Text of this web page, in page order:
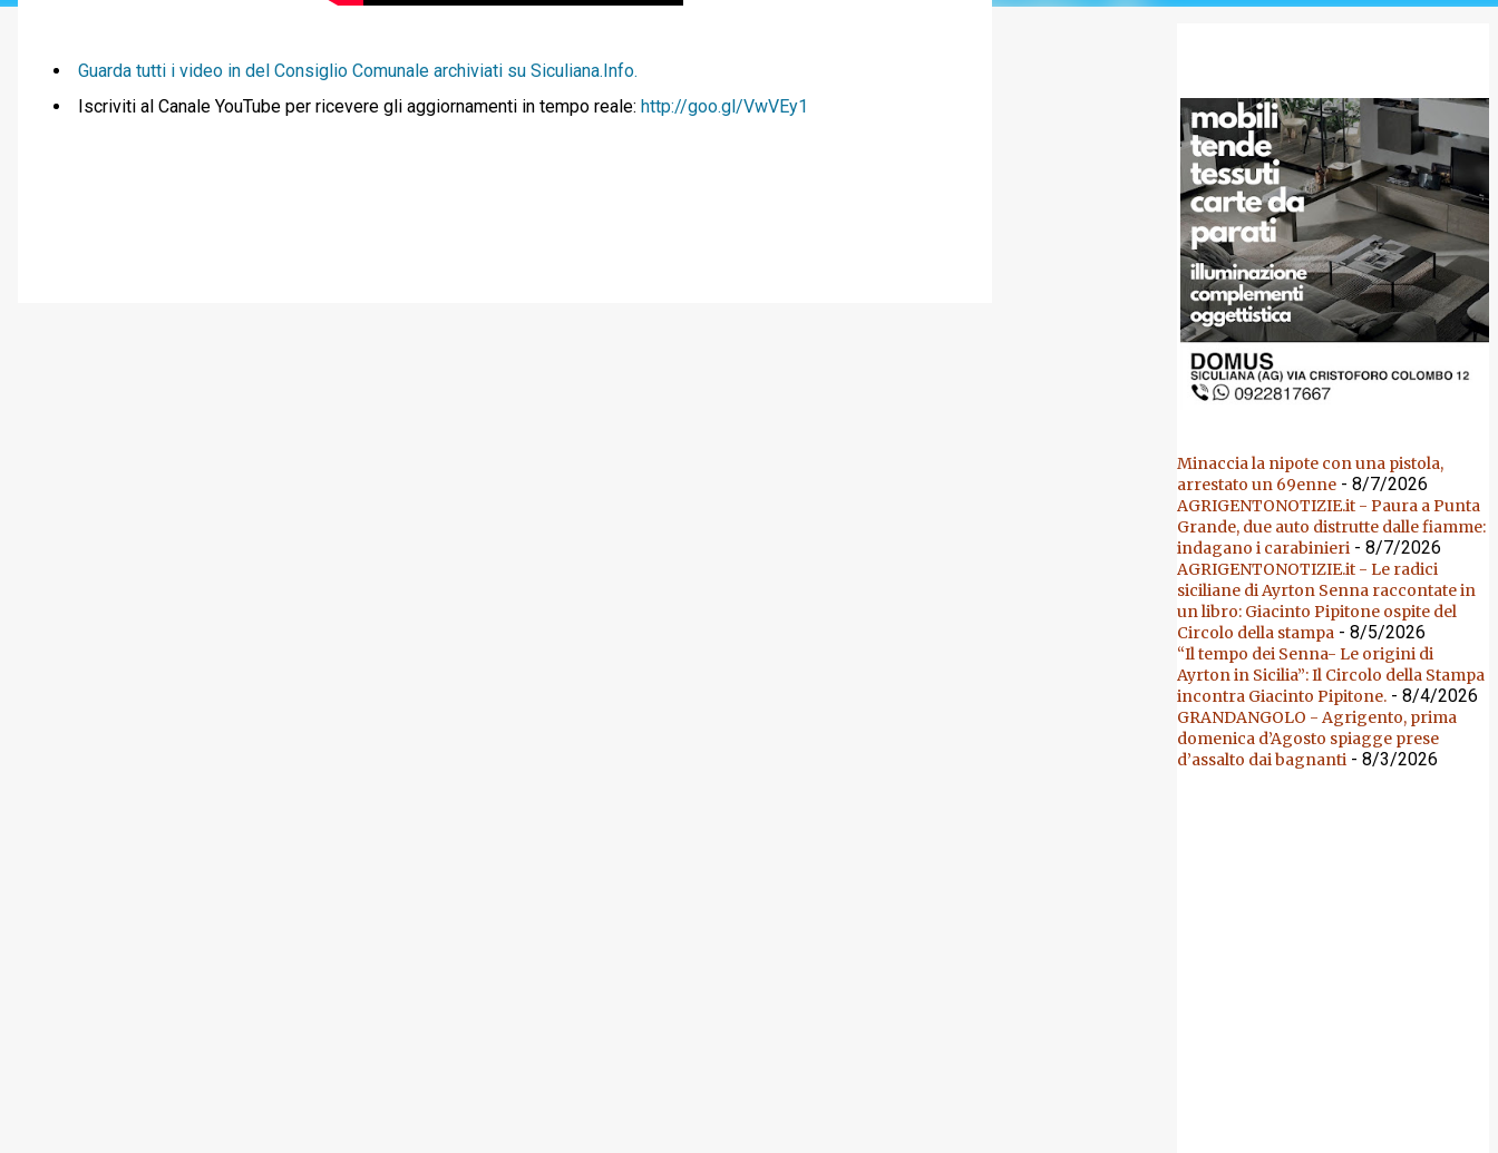
Guarda tutti i video in del Consiglio Comunale archiviati su Siculiana.Info.
Iscriviti al Canale YouTube per ricevere gli aggiornamenti in tempo reale: http://goo.gl/VwVEy1
Minaccia la nipote con una pistola,
arrestato un 69enne - 8/7/2026
AGRIGENTONOTIZIE.it - Paura a Punta
Grande, due auto distrutte dalle fiamme:
indagano i carabinieri - 8/7/2026
AGRIGENTONOTIZIE.it - Le radici
siciliane di Ayrton Senna raccontate in
un libro: Giacinto Pipitone ospite del
Circolo della stampa - 8/5/2026
“Il tempo dei Senna- Le origini di
Ayrton in Sicilia”: Il Circolo della Stampa
incontra Giacinto Pipitone. - 8/4/2026
GRANDANGOLO - Agrigento, prima
domenica d’Agosto spiagge prese
d’assalto dai bagnanti - 8/3/2026